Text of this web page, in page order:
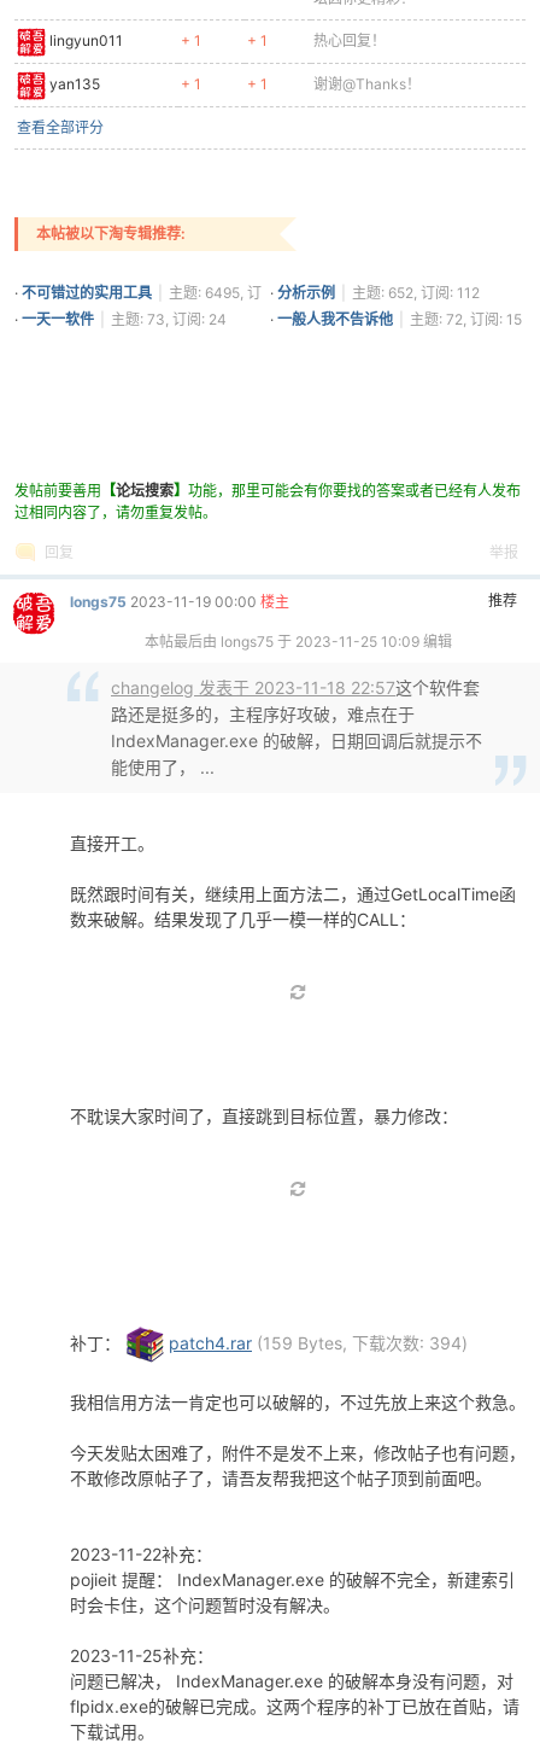
lingyun011 + 1 + 1 热心回复！
yan135 + 1 + 1 谢谢@Thanks！
查看全部评分
本帖被以下淘专辑推荐:
· 不可错过的实用工具
主题: 6495, 订
阅: 3706
· 分析示例
主题: 652, 订阅: 112
· 一天一软件 主题: 73, 订阅: 24 · 一般人我不告诉他 主题: 72, 订阅: 15
发帖前要善用 【论坛搜索】 功能，那里可能会有你要找的答案或者已经有人发布
过相同内容了，请勿重复发帖。
回复 举报
推荐
longs75 2023-11-19 00:00 楼主
本帖最后由 longs75 于 2023-11-25 10:09 编辑
changelog 发表于 2023-11-18 22:57这个软件套
路还是挺多的，主程序好攻破，难点在于
IndexManager.exe 的破解，日期回调后就提示不
能使用了， ...
直接开工。
既然跟时间有关，继续用上面方法二，通过GetLocalTime函
数来破解。结果发现了几乎一模一样的CALL：
不耽误大家时间了，直接跳到目标位置，暴力修改：
补丁： patch4.rar (159 Bytes, 下载次数: 394)
我相信用方法一肯定也可以破解的，不过先放上来这个救急。
今天发贴太困难了，附件不是发不上来，修改帖子也有问题，
不敢修改原帖子了，请吾友帮我把这个帖子顶到前面吧。
2023-11-22补充：
pojieit 提醒： IndexManager.exe 的破解不完全，新建索引
时会卡住，这个问题暂时没有解决。
2023-11-25补充：
问题已解决， IndexManager.exe 的破解本身没有问题，对
flpidx.exe的破解已完成。这两个程序的补丁已放在首贴，请
下载试用。